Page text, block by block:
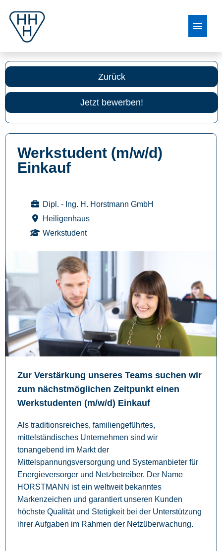
Stellenangebote
Zurück
Jetzt bewerben!
Werkstudent (m/w/d)
Einkauf
Dipl. - Ing. H. Horstmann GmbH
Heiligenhaus
Werkstudent
Zur Verstärkung unseres Teams suchen wir
zum nächstmöglichen Zeitpunkt einen
Werkstudenten (m/w/d) Einkauf
Als traditionsreiches, familiengeführtes,
mittelständisches Unternehmen sind wir
tonangebend im Markt der
Mittelspannungsversorgung und Systemanbieter für
Energieversorger und Netzbetreiber. Der Name
HORSTMANN ist ein weltweit bekanntes
Markenzeichen und garantiert unseren Kunden
höchste Qualität und Stetigkeit bei der Unterstützung
ihrer Aufgaben im Rahmen der Netzüberwachung.